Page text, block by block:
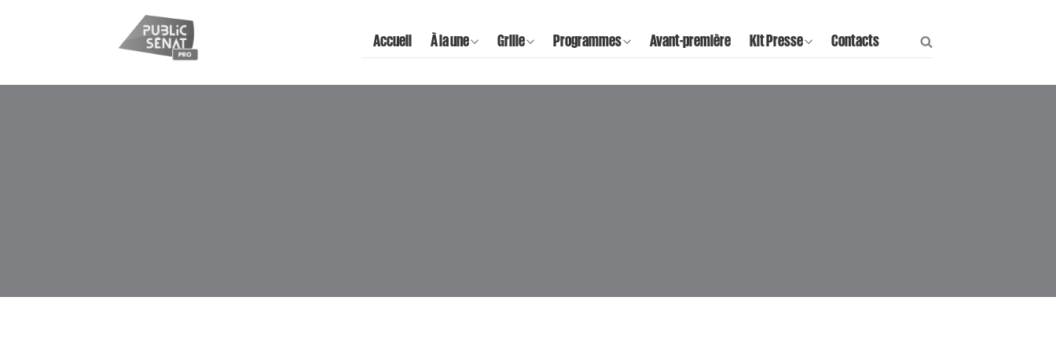
Accueil À la une Grille Programmes Avant-première Kit Presse Contacts